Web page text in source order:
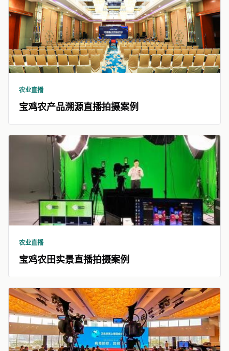
农业直播
宝鸡农产品溯源直播拍摄案例
农业直播
宝鸡农田实景直播拍摄案例